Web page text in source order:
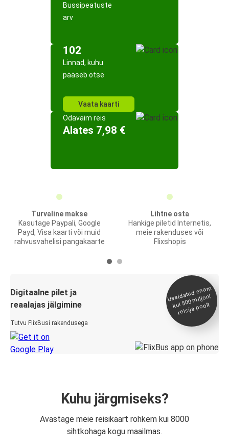
Bussipeatuste
arv
102
Linnad, kuhu
pääseb otse
Vaata kaarti
Odavaim reis
Alates 7,98 €
Turvaline makse
Kasutage Paypali, Google
Payd, Visa kaarti või muid
rahvusvahelisi pangakaarte
Lihtne osta
Hankige piletid Internetis,
meie rakenduses või
Flixshopis
Digitaalne pilet ja
reaalajas jälgimine
Tutvu FlixBusi rakendusega
Usaldatud ena
m
kui 500
miljoni
reisija poolt
Kuhu järgmiseks?
Avastage meie reisikaart rohkem kui 8000
sihtkohaga kogu maailmas.